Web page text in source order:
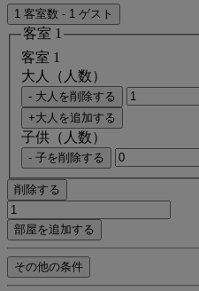
1 客室数 - 1 ゲスト
客室 1
客室 1
大人（人数）
- 大人を削除する
+大人を追加する
子供（人数）
- 子を削除する
削除する
部屋を追加する
その他の条件